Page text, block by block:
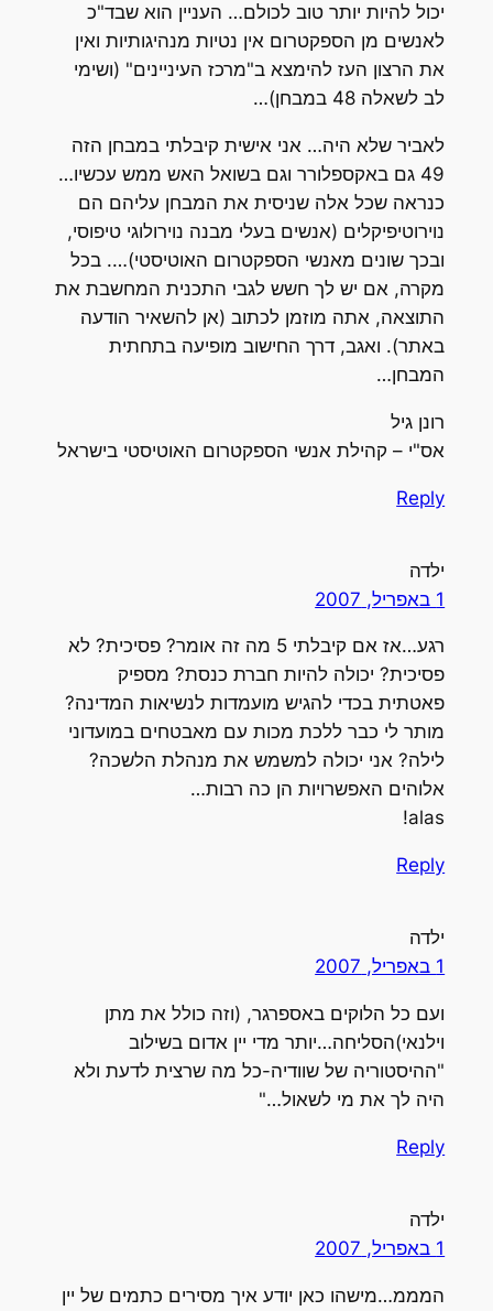
יכול להיות יותר טוב לכולם… העניין הוא שבד"כ
לאנשים מן הספקטרום אין נטיות מנהיגותיות ואין
את הרצון העז להימצא ב"מרכז העיניינים" (ושימי
לב לשאלה 48 במבחן)…
לאביר שלא היה… אני אישית קיבלתי במבחן הזה
49 גם באקספלורר וגם בשואל האש ממש עכשיו…
כנראה שכל אלה שניסית את המבחן עליהם הם
נוירוטיפיקלים (אנשים בעלי מבנה נוירולוגי טיפוסי,
ובכך שונים מאנשי הספקטרום האוטיסטי)…. בכל
מקרה, אם יש לך חשש לגבי התכנית המחשבת את
התוצאה, אתה מוזמן לכתוב (אן להשאיר הודעה
באתר). ואגב, דרך החישוב מופיעה בתחתית
המבחן…
רונן גיל
אס"י – קהילת אנשי הספקטרום האוטיסטי בישראל
Reply
ילדה
1 באפריל, 2007
רגע…אז אם קיבלתי 5 מה זה אומר? פסיכית? לא
פסיכית? יכולה להיות חברת כנסת? מספיק
פאטתית בכדי להגיש מועמדות לנשיאות המדינה?
מותר לי כבר ללכת מכות עם מאבטחים במועדוני
לילה? אני יכולה למשמש את מנהלת הלשכה?
אלוהים האפשרויות הן כה רבות…
alas!
Reply
ילדה
1 באפריל, 2007
ועם כל הלוקים באספרגר, (וזה כולל את מתן
וילנאי)הסליחה…יותר מדי יין אדום בשילוב
"ההיסטוריה של שוודיה-כל מה שרצית לדעת ולא
היה לך את מי לשאול…"
Reply
ילדה
1 באפריל, 2007
המממ…מישהו כאן יודע איך מסירים כתמים של יין